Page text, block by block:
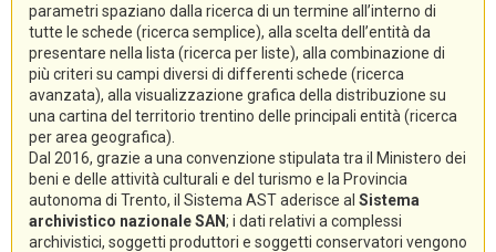
parametri spaziano dalla ricerca di un termine all’interno di
tutte le schede (ricerca semplice), alla scelta dell’entità da
presentare nella lista (ricerca per liste), alla combinazione di
più criteri su campi diversi di differenti schede (ricerca
avanzata), alla visualizzazione grafica della distribuzione su
una cartina del territorio trentino delle principali entità (ricerca
per area geografica).
Dal 2016, grazie a una convenzione stipulata tra il Ministero dei
beni e delle attività culturali e del turismo e la Provincia
autonoma di Trento, il Sistema AST aderisce al Sistema
archivistico nazionale SAN; i dati relativi a complessi
archivistici, soggetti produttori e soggetti conservatori vengono